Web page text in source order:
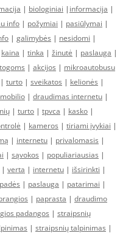
| biologiniai | informacija |
info | požymiai | pasiūlymai |
| galimybės | nesidomi |
kaina | tinka | žinutė | paslauga |
| akcijos | mikroautobusu
| turto | sveikatos | kelionės |
| draudimas internetu |
| turto | tpvca | kasko |
| kameros | tiriami įvykiai |
| internetu | privalomasis |
| sąvokos | populiariausias |
| verta | internetu | išsirinkti |
padės | paslauga | patarimai |
| paprasta | draudimo
padangos | straipsnių
| straipsnių talpinimas |